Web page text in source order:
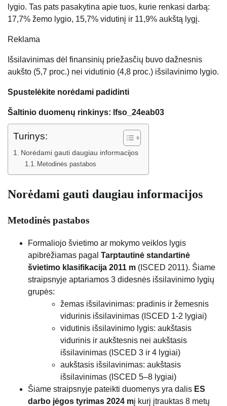
lygio. Tas pats pasakytina apie tuos, kurie renkasi darbą:
17,7% žemo lygio, 15,7% vidutinį ir 11,9% aukštą lygį.
Reklama
Išsilavinimas dėl finansinių priežasčių buvo dažnesnis
aukšto (5,7 proc.) nei vidutinio (4,8 proc.) išsilavinimo lygio.
Spustelėkite norėdami padidinti
Šaltinio duomenų rinkinys: lfso_24eab03
Turinys:
Norėdami gauti daugiau informacijos
Metodinės pastabos
Norėdami gauti daugiau informacijos
Metodinės pastabos
Formaliojo švietimo ar mokymo veiklos lygis
apibrėžiamas pagal Tarptautinė standartinė
švietimo klasifikacija 2011 m (ISCED 2011). Šiame
straipsnyje aptariamos 3 didesnės išsilavinimo lygių
grupės:
žemas išsilavinimas: pradinis ir žemesnis
vidurinis išsilavinimas (ISCED 1-2 lygiai)
vidutinis išsilavinimo lygis: aukštasis
vidurinis ir aukštesnis nei aukštasis
išsilavinimas (ISCED 3 ir 4 lygiai)
aukštasis išsilavinimas: aukštasis
išsilavinimas (ISCED 5–8 lygiai)
Šiame straipsnyje pateikti duomenys yra dalis ES
darbo jėgos tyrimas 2024 mį kurį įtrauktas 8 metų